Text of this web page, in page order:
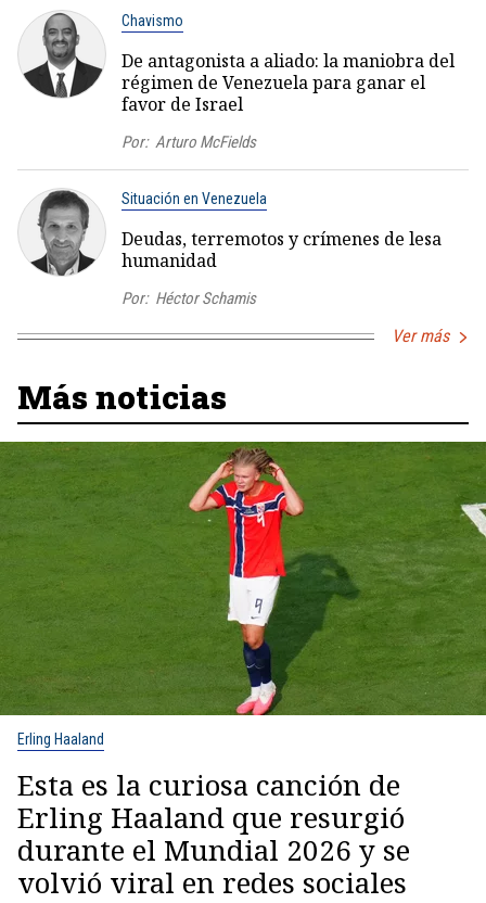
Chavismo
De antagonista a aliado: la maniobra del
régimen de Venezuela para ganar el
favor de Israel
Por: Arturo McFields
Situación en Venezuela
Deudas, terremotos y crímenes de lesa
humanidad
Por: Héctor Schamis
Ver más
Más noticias
Erling Haaland
Esta es la curiosa canción de
Erling Haaland que resurgió
durante el Mundial 2026 y se
volvió viral en redes sociales